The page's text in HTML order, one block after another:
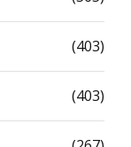
(403)
(403)